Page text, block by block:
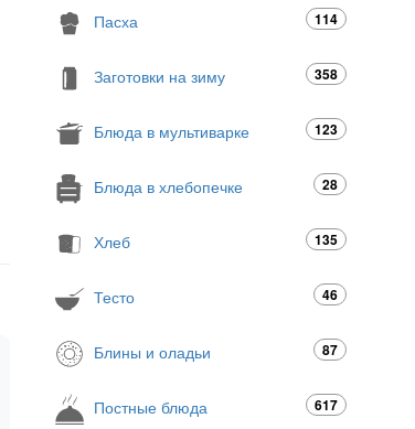
Пасха 114
Заготовки на зиму 358
Блюда в мультиварке 123
Блюда в хлебопечке 28
Хлеб 135
Тесто 46
Блины и оладьи 87
Постные блюда 617